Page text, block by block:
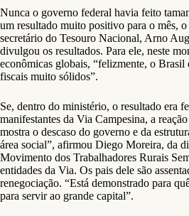
Nunca o governo federal havia feito
um resultado muito positivo para o mês,
secretário do Tesouro Nacional, Arno
divulgou os resultados. Para ele, neste
econômicas globais, “felizmente, o Brasil
fiscais muito sólidos”.
Se, dentro do ministério, o resultado era
manifestantes da Via Campesina, a
mostra o descaso do governo e da
área social”, afirmou Diego Moreira, da
Movimento dos Trabalhadores Rurais
entidades da Via. Os pais dele são
renegociação. “Está demonstrado para
para servir ao grande capital”.